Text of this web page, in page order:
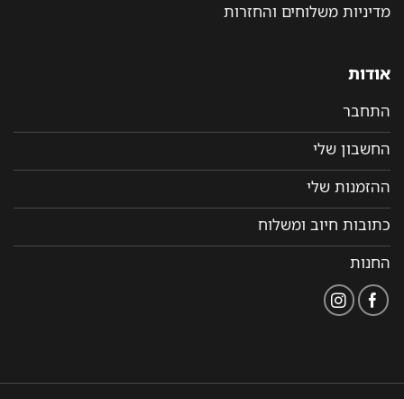
מדיניות משלוחים והחזרות
אודות
התחבר
החשבון שלי
ההזמנות שלי
כתובות חיוב ומשלוח
החנות